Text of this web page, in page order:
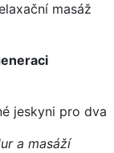
masáž
jeskyni pro dva
a masáží